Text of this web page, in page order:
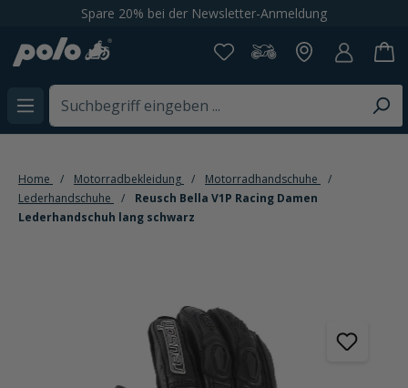
springenSpare 20% bei der Newsletter-Anmeldung
Home Motorradbekleidung
Motorradhandschuhe
Lederhandschuhe
Reusch Bella V1P Racing Damen
Lederhandschuh lang schwarz